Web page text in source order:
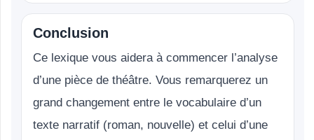
Conclusion
Ce lexique vous aidera à commencer l’analyse
d’une pièce de théâtre. Vous remarquerez un
grand changement entre le vocabulaire d’un
texte narratif (roman, nouvelle) et celui d’une